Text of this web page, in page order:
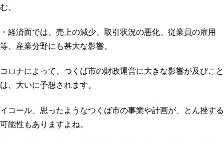
む。
・経済面では、売上の減少、取引状況の悪化、従業員の雇用
等、産業分野にも甚大な影響。
コロナによって、つくば市の財政運営に大きな影響が及びこと
は、大いに予想されます。
イコール、思ったようなつくば市の事業や計画が、とん挫する
可能性もありますよね。